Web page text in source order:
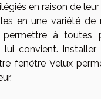
en raison de
en une variété
à toutes
lui convient.
fenêtre Velux